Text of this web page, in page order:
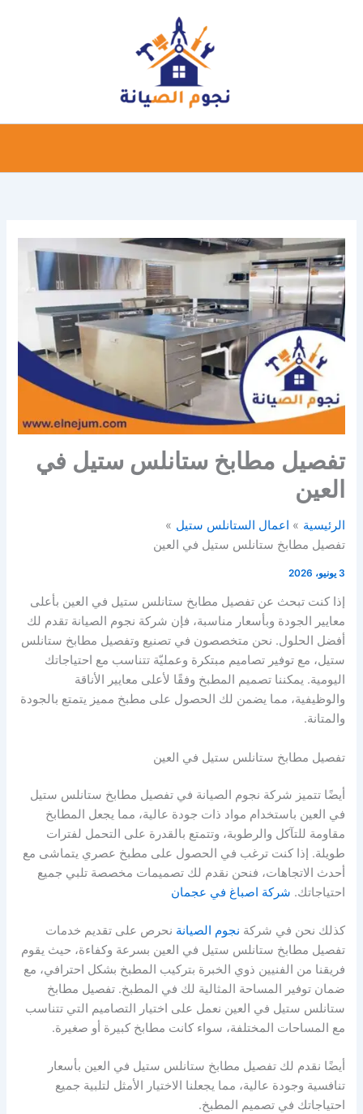
تفصيل مطابخ ستانلس ستيل في
العين
الرئيسية
اعمال الستانلس ستيل
تفصيل مطابخ ستانلس ستيل في العين
3 يونيو، 2026
إذا كنت تبحث عن تفصيل مطابخ ستانلس ستيل في العين بأعلى
معايير الجودة وبأسعار مناسبة، فإن شركة نجوم الصيانة تقدم لك
أفضل الحلول. نحن متخصصون في تصنيع وتفصيل مطابخ ستانلس
ستيل، مع توفير تصاميم مبتكرة وعمليّة تتناسب مع احتياجاتك
اليومية. يمكننا تصميم المطبخ وفقًا لأعلى معايير الأناقة
والوظيفية، مما يضمن لك الحصول على مطبخ مميز يتمتع بالجودة
والمتانة.
تفصيل مطابخ ستانلس ستيل في العين
أيضًا تتميز شركة نجوم الصيانة في تفصيل مطابخ ستانلس ستيل
في العين باستخدام مواد ذات جودة عالية، مما يجعل المطابخ
مقاومة للتآكل والرطوبة، وتتمتع بالقدرة على التحمل لفترات
طويلة. إذا كنت ترغب في الحصول على مطبخ عصري يتماشى مع
أحدث الاتجاهات، فنحن نقدم لك تصميمات مخصصة تلبي جميع
احتياجاتك. شركة اصباغ في عجمان
كذلك نحن في شركة نجوم الصيانة نحرص على تقديم خدمات
تفصيل مطابخ ستانلس ستيل في العين بسرعة وكفاءة، حيث يقوم
فريقنا من الفنيين ذوي الخبرة بتركيب المطبخ بشكل احترافي، مع
ضمان توفير المساحة المثالية لك في المطبخ. تفصيل مطابخ
ستانلس ستيل في العين نعمل على اختيار التصاميم التي تتناسب
مع المساحات المختلفة، سواء كانت مطابخ كبيرة أو صغيرة.
أيضًا نقدم لك تفصيل مطابخ ستانلس ستيل في العين بأسعار
تنافسية وجودة عالية، مما يجعلنا الاختيار الأمثل لتلبية جميع
احتياجاتك في تصميم المطبخ.